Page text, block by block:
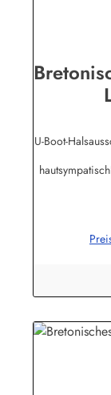
U-Boot-